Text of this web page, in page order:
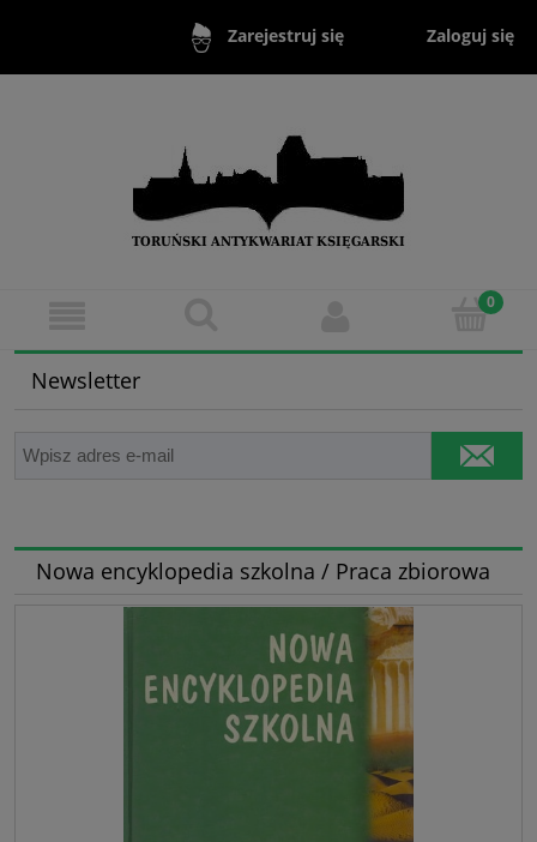
Zarejestruj się Zaloguj się
Newsletter
Nowa encyklopedia szkolna / Praca zbiorowa